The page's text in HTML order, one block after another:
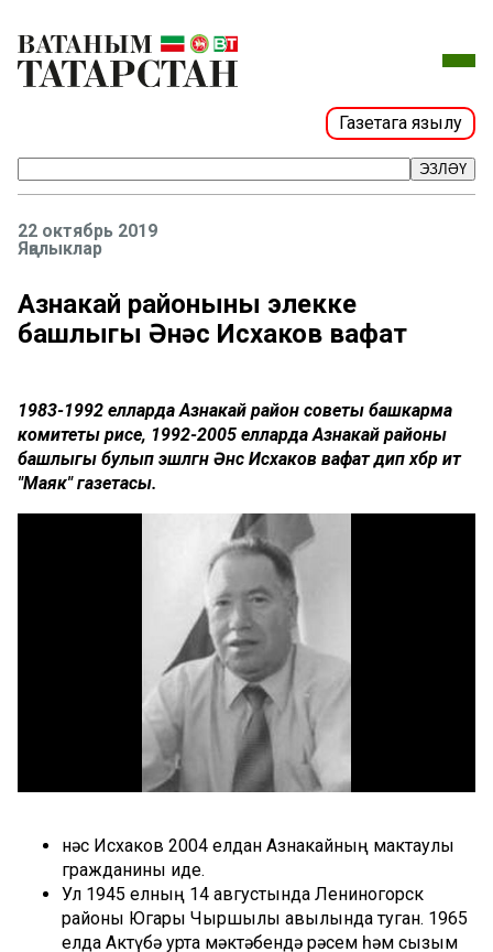
Газетага язылу
ЭЗЛӘҮ
22 октябрь 2019
Яңалыклар
Азнакай районының элекке
башлыгы Әнәс Исхаков вафат
1983-1992 елларда Азнакай район советы башкарма
комитеты рәисе, 1992-2005 елларда Азнакай районы
башлыгы булып эшләгән Әнәс Исхаков вафат дип хәбәр итә
"Маяк" газетасы.
Әнәс Исхаков 2004 елдан Азнакайның мактаулы
гражданины иде.
Ул 1945 елның 14 августында Лениногорск
районы Югары Чыршылы авылында туган. 1965
елда Актүбә урта мәктәбендә рәсем һәм сызым